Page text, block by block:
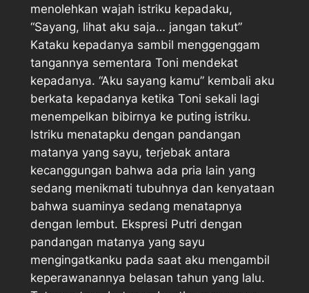
menolehkan wajah istriku kepadaku,
“Sayang, lihat aku saja… jangan takut”
Kataku kepadanya sambil menggenggam
tangannya sementara Toni mendekat
kepadanya. “Aku sayang kamu” kembali aku
berkata kepadanya ketika Toni sekali lagi
menempelkan bibirnya ke puting istriku.
Istriku menatapku dengan pandangan
matanya yang sayu, terjebak antara
kecanggungan bahwa ada pria lain yang
sedang menikmati tubuhnya dan kenyataan
bahwa suaminya sedang menatapnya
dengan lembut. Ekspresi Putri dengan
pandangan matanya yang sayu
mengingatkanku pada saat aku mengambil
keperawanannya belasan tahun yang lalu.